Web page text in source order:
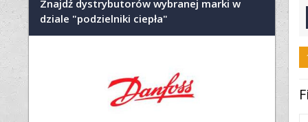
Znajdź dystrybutorów wybranej marki w
dziale "podzielniki ciepła"